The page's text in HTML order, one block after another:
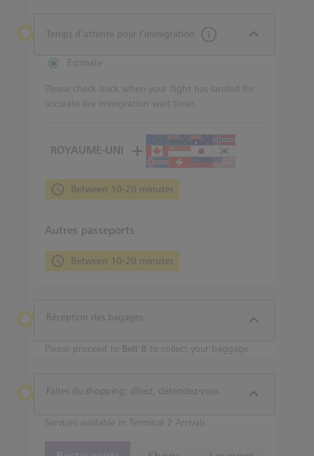
Temps d’attente pour l’immigration
Estimate
Please check back when your flight has landed for
accurate live immigration wait times.
ROYAUME-UNI
Between 10-20 minutes
Autres passeports
Between 10-20 minutes
Réception des bagages
Please proceed to Belt 8 to collect your baggage
Faites du shopping, dînez, détendez-vous
Services available in Terminal 2 Arrivals